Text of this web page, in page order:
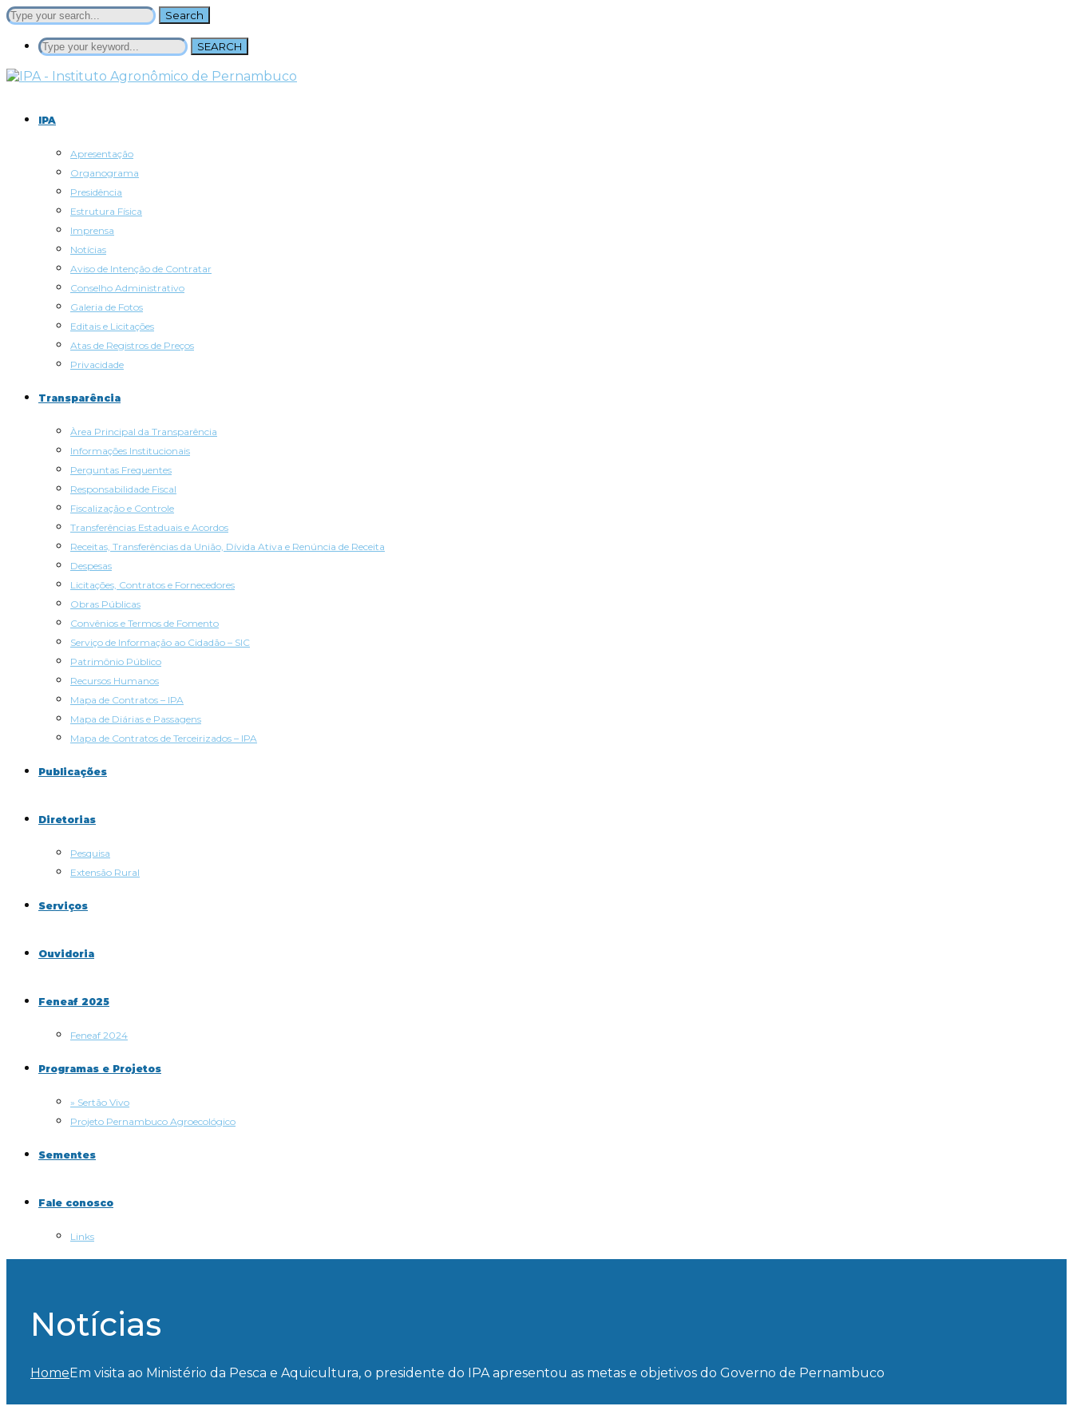
Search
SEARCH
IPA
Apresentação
Organograma
Presidência
Estrutura Física
Imprensa
Notícias
Aviso de Intenção de Contratar
Conselho Administrativo
Galeria de Fotos
Editais e Licitações
Atas de Registros de Preços
Privacidade
Transparência
Àrea Principal da Transparência
Informações Institucionais
Perguntas Frequentes
Responsabilidade Fiscal
Fiscalização e Controle
Transferências Estaduais e Acordos
Receitas, Transferências da União, Dívida Ativa e Renúncia de Receita
Despesas
Licitações, Contratos e Fornecedores
Obras Públicas
Convênios e Termos de Fomento
Serviço de Informação ao Cidadão – SIC
Patrimônio Público
Recursos Humanos
Mapa de Contratos – IPA
Mapa de Diárias e Passagens
Mapa de Contratos de Terceirizados – IPA
Publicações
Diretorias
Pesquisa
Extensão Rural
Serviços
Ouvidoria
Feneaf 2025
Feneaf 2024
Programas e Projetos
» Sertão Vivo
Projeto Pernambuco Agroecológico
Sementes
Fale conosco
Links
Notícias
HomeEm visita ao Ministério da Pesca e Aquicultura, o presidente do IPA apresentou as metas e objetivos do Governo de Pernambuco